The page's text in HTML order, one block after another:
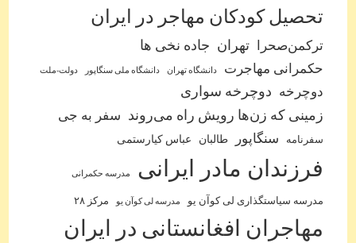
تحصیل کودکان مهاجر در ایران
ترکمن‌صحرا تهران
جاده نخی ها
حکمرانی مهاجرت
دانشگاه تهران دانشگاه ملی سنگاپور دولت-ملت
دوچرخه
دوچرخه سواری
زمینی که زن‌ها رویش راه می‌روند
سفر به جی
سفرنامه سنگاپور طالبان عباس کیارستمی
فرزندان مادر ایرانی مدرسه حکمرانی
مدرسه سیاستگذاری لی کوآن یو مدرسه لی کوآن یو مرکز ۲۸
مهاجران افغانستانی در ایران